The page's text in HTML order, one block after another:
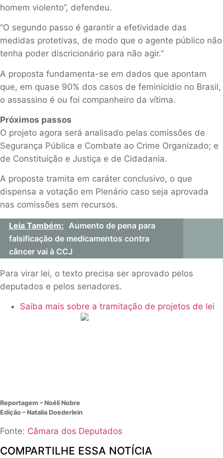
homem violento”, defendeu.
“O segundo passo é garantir a efetividade das
medidas protetivas, de modo que o agente público não
tenha poder discricionário para não agir.”
A proposta fundamenta-se em dados que apontam
que, em quase 90% dos casos de feminicídio no Brasil,
o assassino é ou foi companheiro da vítima.
Próximos passos
O projeto agora será analisado pelas comissões de
Segurança Pública e Combate ao Crime Organizado; e
de Constituição e Justiça e de Cidadania.
A proposta tramita em caráter conclusivo, o que
dispensa a votação em Plenário caso seja aprovada
nas comissões sem recursos.
Leia Também: Aumento de pena para
falsificação de medicamentos contra
câncer vai à CCJ
Para virar lei, o texto precisa ser aprovado pelos
deputados e pelos senadores.
Saiba mais sobre a tramitação de projetos de lei
Reportagem – Noéli Nobre
Edição – Natalia Doederlein
Fonte: Câmara dos Deputados
COMPARTILHE ESSA NOTÍCIA